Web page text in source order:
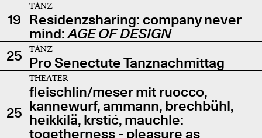
19
TANZ
Residenzsharing: company never
mind:AGE OF DESIGN
25
TANZ
Pro Senectute Tanznachmittag
25
THEATER
fleischlin/meser mit ruocco,
kannewurf, ammann, brechbühl,
heikkilä, krstić, mauchle:
togetherness - pleasure as